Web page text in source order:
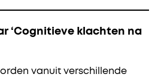
‘Cognitieve klachten na
vanuit verschillende